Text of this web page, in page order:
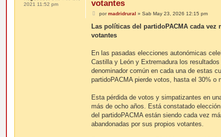
2021 11:52 pm
votantes
M
n
a
pormadridrural » Sab May 23, 2026 12:15 pm
Las políticas del partidoPACMA cada vez
votantes
En las pasadas elecciones autonómicas
Castilla y León y Extremadura los
denominador común en cada una de estas
partidoPACMA pierde votos, hasta el 30% o
Esta pérdida de votos y simpatizantes en
más de ocho años. Está constatado
del partidoPACMA están siendo cada vez
abandonadas por sus propios votantes.